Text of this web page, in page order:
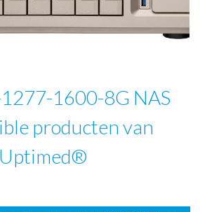
1600-8G NAS
producten van
Uptimed®